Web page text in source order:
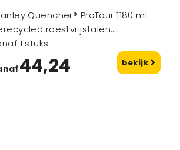
Quencher® ProTour 1180 ml
roestvrijstalen
beker met
deksel
1 stuks
44,24 bekijk